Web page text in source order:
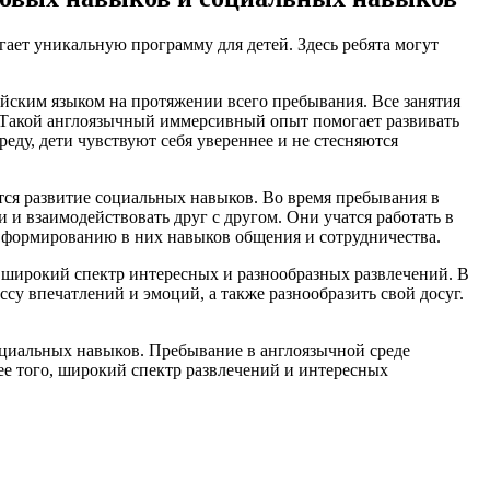
уникальную программу для детей. Здесь ребята могут
языком на протяжении всего пребывания. Все занятия
англоязычный иммерсивный опыт помогает развивать
дети чувствуют себя увереннее и не стесняются
развитие социальных навыков. Во время пребывания в
взаимодействовать друг с другом. Они учатся работать в
в них навыков общения и сотрудничества.
спектр интересных и разнообразных развлечений. В
впечатлений и эмоций, а также разнообразить свой досуг.
навыков. Пребывание в англоязычной среде
того, широкий спектр развлечений и интересных